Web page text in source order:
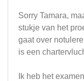
Sorry Tamara,
stukje van het
gaat over
is een
Ik heb het